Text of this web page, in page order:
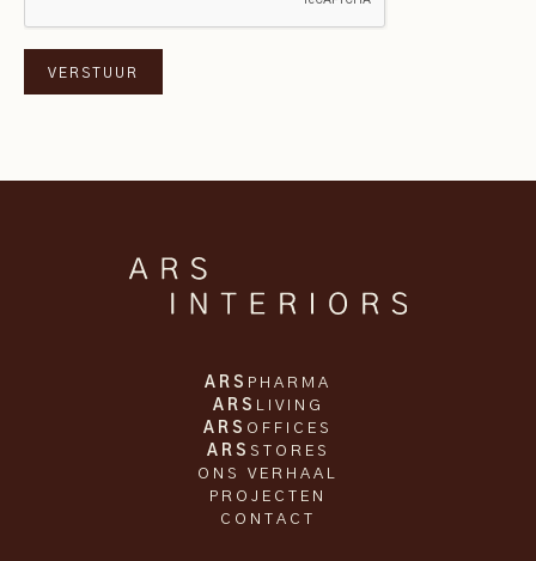
ARS PHARMA
ARS LIVING
ARS OFFICES
ARS STORES
ONS VERHAAL
PROJECTEN
CONTACT